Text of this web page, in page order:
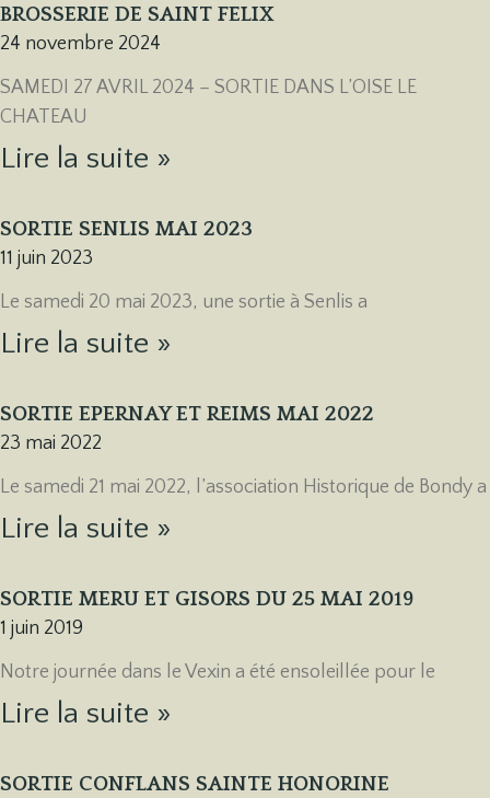
BROSSERIE DE SAINT FELIX
24 novembre 2024
SAMEDI 27 AVRIL 2024 – SORTIE DANS L’OISE LE
CHATEAU
Lire la suite »
SORTIE SENLIS MAI 2023
11 juin 2023
Le samedi 20 mai 2023, une sortie à Senlis a
Lire la suite »
SORTIE EPERNAY ET REIMS MAI 2022
23 mai 2022
Le samedi 21 mai 2022, l’association Historique de Bondy a
Lire la suite »
SORTIE MERU ET GISORS DU 25 MAI 2019
1 juin 2019
Notre journée dans le Vexin a été ensoleillée pour le
Lire la suite »
SORTIE CONFLANS SAINTE HONORINE